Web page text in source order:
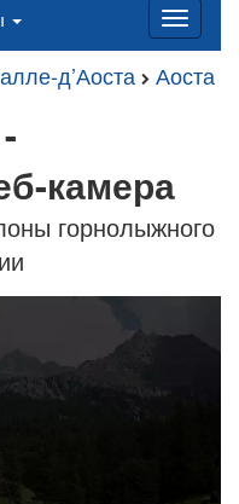
д’Аоста Аоста
камера
горнолыжного